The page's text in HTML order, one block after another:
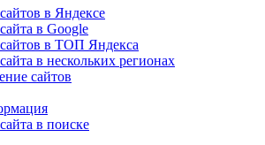
в Яндексе
в Google
в ТОП Яндекса
в нескольких регионах
сайтов
в поиске